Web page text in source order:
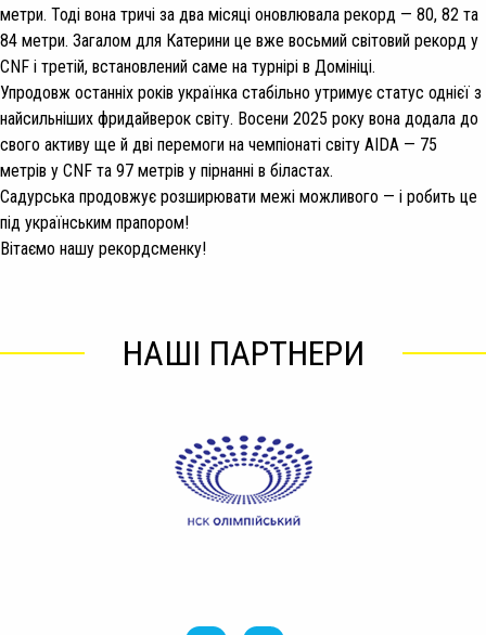
метри. Тоді вона тричі за два місяці оновлювала рекорд — 80, 82 та
84 метри. Загалом для Катерини це вже восьмий світовий рекорд у
CNF і третій, встановлений саме на турнірі в Домініці.
Упродовж останніх років українка стабільно утримує статус однієї з
найсильніших фридайверок світу. Восени 2025 року вона додала до
свого активу ще й дві перемоги на чемпіонаті світу AIDA — 75
метрів у CNF та 97 метрів у пірнанні в біластах.
Садурська продовжує розширювати межі можливого — і робить це
під українським прапором!
Вітаємо нашу рекордсменку!
НАШІ ПАРТНЕРИ